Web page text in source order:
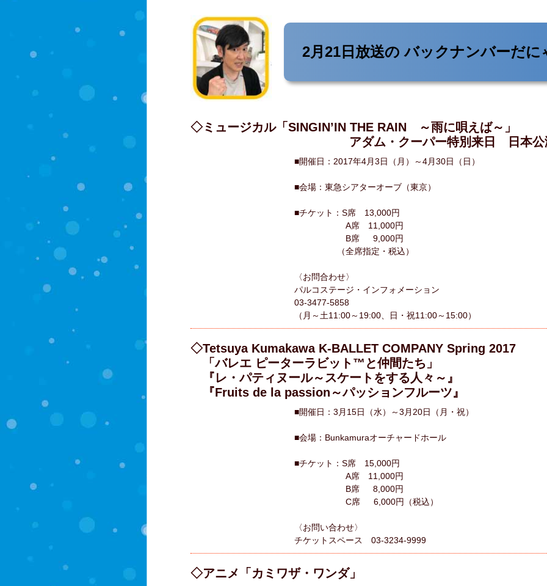
2月21日放送の バックナンバーだに
◇ミュージカル「SINGIN’IN THE RAIN ～雨に唄えば～」
アダム・クーパー特別来日 日本公
■開催日：2017年4月3日（月）～4月30日（日）
■会場：東急シアターオーブ（東京）
■チケット：S席 13,000円
A席 11,000円
B席 9,000円
（全席指定・税込）
〈お問合わせ〉
パルコステージ・インフォメーション
03-3477-5858
（月～土11:00～19:00、日・祝11:00～15:00）
◇Tetsuya Kumakawa K-BALLET COMPANY Spring 2017
「バレエ ピーターラビット™と仲間たち」
『レ・パティヌール～スケートをする人々～』
『Fruits de la passion～パッションフルーツ』
■開催日：3月15日（水）～3月20日（月・祝）
■会場：Bunkamuraオーチャードホール
■チケット：S席 15,000円
A席 11,000円
B席 8,000円
C席 6,000円（税込）
〈お問い合わせ〉
チケットスペース 03-3234-9999
◇アニメ「カミワザ・ワンダ」